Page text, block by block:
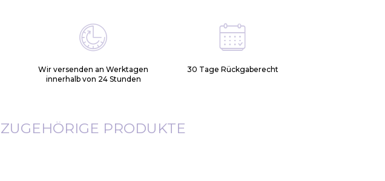
Wir versenden an Werktagen
innerhalb von 24 Stunden
30 Tage Rückgaberecht
ZUGEHÖRIGE PRODUKTE